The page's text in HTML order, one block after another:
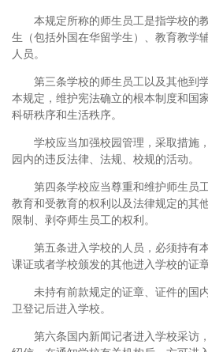
本规定所称的师生员工是指学校的
生（包括外国在华留学生）、教育教学
人员。
第三条学校的师生员工以及其他到
本规定，维护宪法确立的根本制度和国
科研秩序和生活秩序。
学校应当加强校园管理，采取措施
园内的违反法律、法规、校规的活动。
第四条学校应当尊重和维护师生员
教育和受教育的权利以及法律规定的其
限制、剥夺师生员工的权利。
第五条进入学校的人员，必须持有
课证或者学校颁发的其他进入学校的证
未持有前款规定的证章、证件的国
卫登记后进入学校。
第六条国内新闻记者进入学校采访